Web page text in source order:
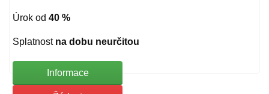
Úrok od 40 %
Splatnost na dobu neurčitou
Informace